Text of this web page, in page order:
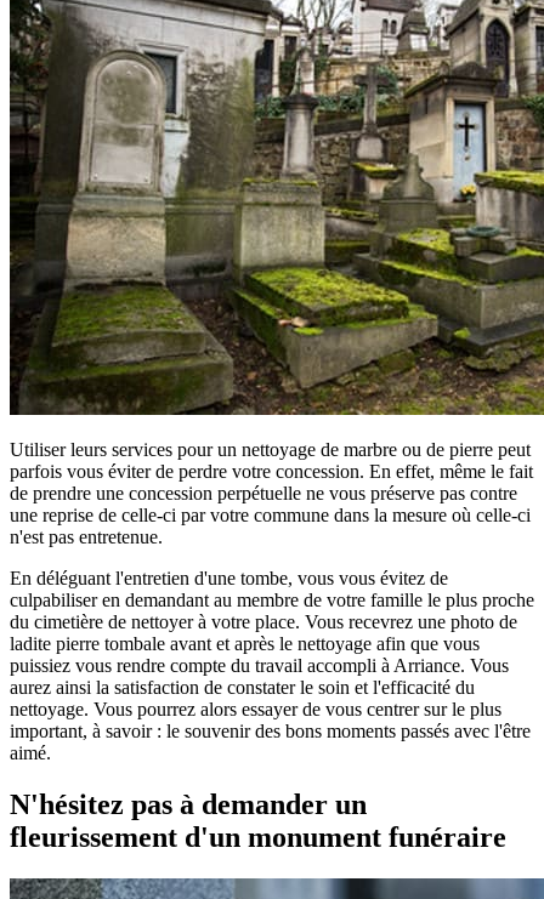
Utiliser leurs services pour un nettoyage de marbre ou de pierre peut
parfois vous éviter de perdre votre concession. En effet, même le fait
de prendre une concession perpétuelle ne vous préserve pas contre
une reprise de celle-ci par votre commune dans la mesure où celle-ci
n'est pas entretenue.
En déléguant l'entretien d'une tombe, vous vous évitez de
culpabiliser en demandant au membre de votre famille le plus proche
du cimetière de nettoyer à votre place. Vous recevrez une photo de
ladite pierre tombale avant et après le nettoyage afin que vous
puissiez vous rendre compte du travail accompli à Arriance. Vous
aurez ainsi la satisfaction de constater le soin et l'efficacité du
nettoyage. Vous pourrez alors essayer de vous centrer sur le plus
important, à savoir : le souvenir des bons moments passés avec l'être
aimé.
N'hésitez pas à demander un
fleurissement d'un monument funéraire